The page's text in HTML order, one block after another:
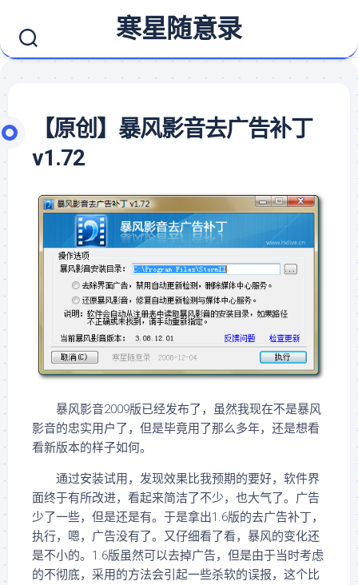
content
寒星随意录
【原创】暴风影音去广告补丁
v1.72
暴风影音2009版已经发布了，虽然我现在不是暴风
影音的忠实用户了，但是毕竟用了那么多年，还是想看
看新版本的样子如何。
通过安装试用，发现效果比我预期的要好，软件界
面终于有所改进，看起来简洁了不少，也大气了。广告
少了一些，但是还是有。于是拿出1.6版的去广告补丁，
执行，嗯，广告没有了。又仔细看了看，暴风的变化还
是不小的。1.6版虽然可以去掉广告，但是由于当时考虑
的不彻底，采用的方法会引起一些杀软的误报，这个比